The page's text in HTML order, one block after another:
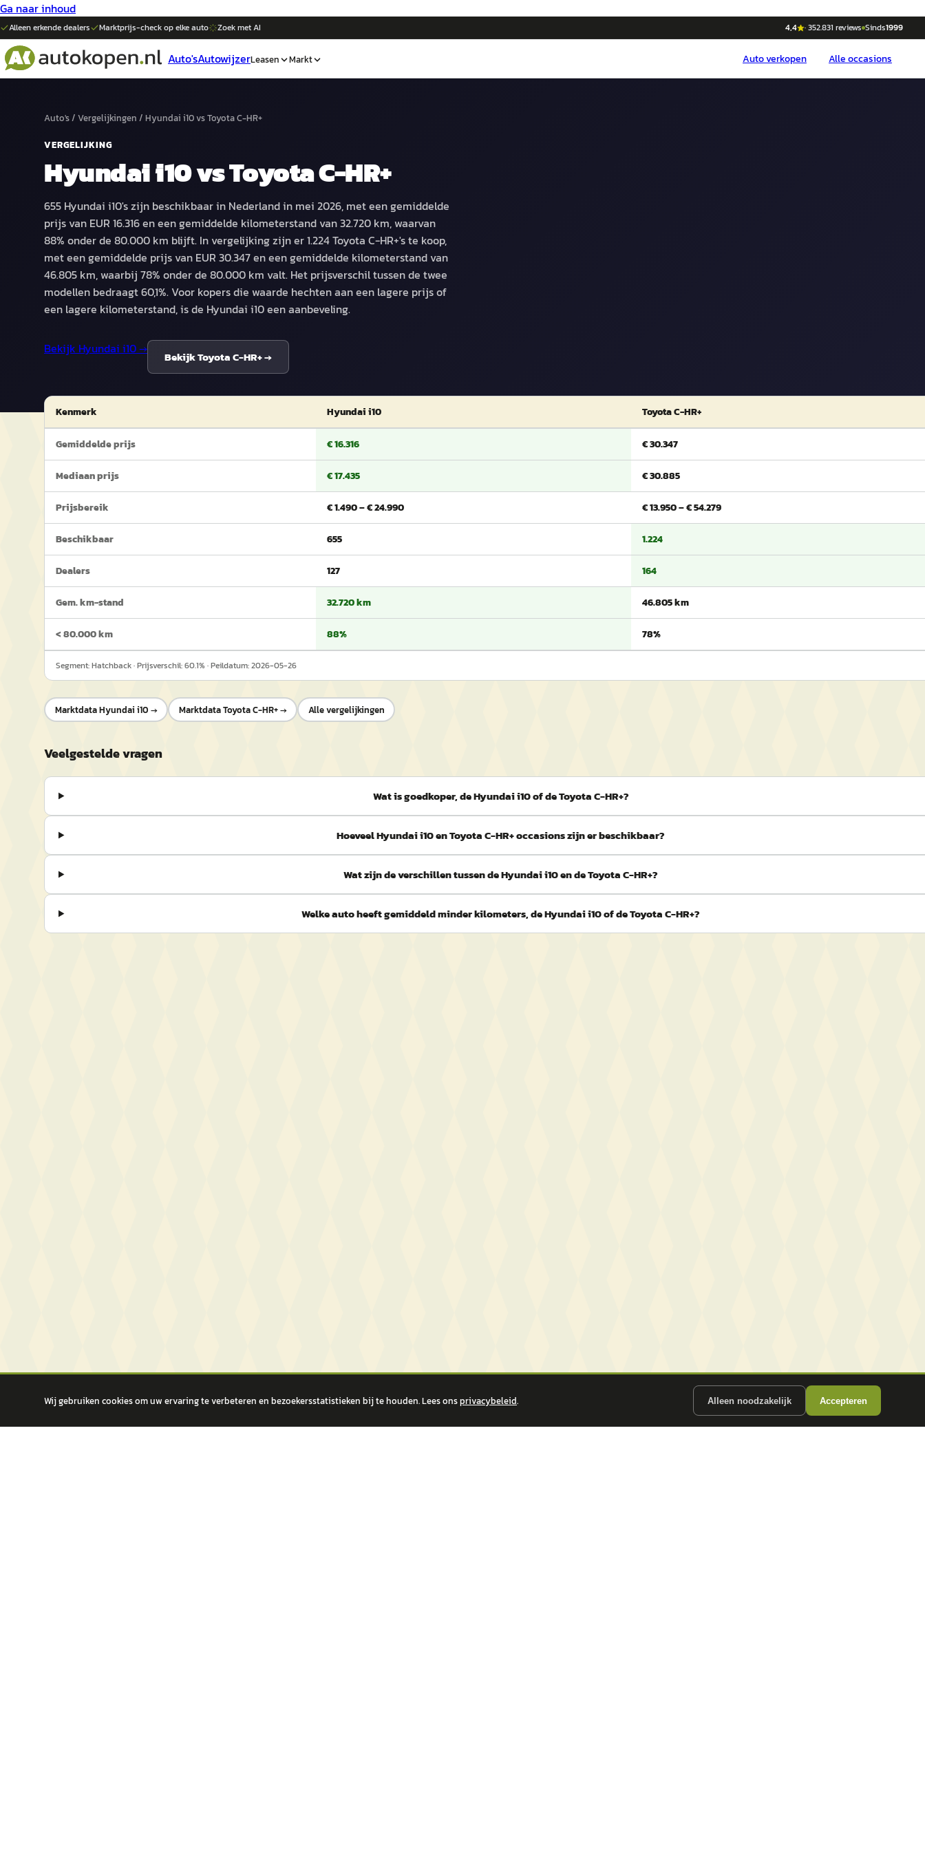
Ga naar inhoud
Alleen erkende dealers Marktprijs-check op elkeauto Zoek met AI 4,4 ·352.831 reviews Sinds1999
Auto'sAutowijzerLeasen Markt Autoverkopen Alle occasions
Auto's/ Vergelijkingen / Hyundai i10vsToyota C-HR+
VERGELIJKING
Hyundai i10vsToyota C-HR+
655 Hyundai i10's zijn beschikbaar in Nederland in mei 2026, met een gemiddelde
prijs van EUR 16.316 en een gemiddelde kilometerstand van 32.720 km, waarvan
88% onder de 80.000 km blijft. In vergelijking zijn er 1.224 Toyota C-HR+'s te koop,
met een gemiddelde prijs van EUR 30.347 en een gemiddelde kilometerstand van
46.805 km, waarbij 78% onder de 80.000 km valt. Het prijsverschil tussen de twee
modellen bedraagt 60,1%. Voor kopers die waarde hechten aan een lagere prijs of
een lagere kilometerstand, is de Hyundai i10 een aanbeveling.
Bekijk Hyundai i10→
BekijkToyota C-HR+→
Kenmerk Hyundai i10 Toyota C-HR+
Gemiddelde prijs € 16.316 € 30.347
Mediaan prijs € 17.435 € 30.885
Prijsbereik € 1.490 – € 24.990 € 13.950 – € 54.279
Beschikbaar 655 1.224
Dealers 127 164
Gem. km-stand 32.720 km 46.805 km
< 80.000 km 88% 78%
Segment:Hatchback· Prijsverschil:60.1% · Peildatum:2026-05-26
MarktdataHyundai i10 → MarktdataToyota C-HR+→ Alle vergelijkingen
Veelgestelde vragen
Wat is goedkoper, de Hyundai i10 of de Toyota C-HR+?
Hoeveel Hyundai i10 en Toyota C-HR+ occasions zijn er beschikbaar?
Wat zijn de verschillen tussen de Hyundai i10 en de Toyota C-HR+?
Welke auto heeft gemiddeld minder kilometers, de Hyundai i10 of de Toyota C-HR+?
Wij gebruiken cookies om uw ervaring te verbeteren en bezoekersstatistieken bij te houden. Lees onsprivacybeleid. Alleen noodzakelijk Accepteren